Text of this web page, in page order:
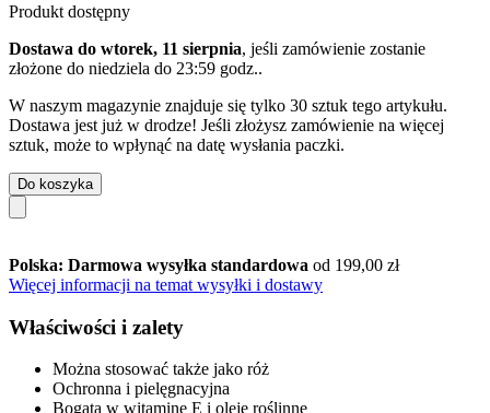
Produkt dostępny
Dostawa do wtorek, 11 sierpnia, jeśli zamówienie zostanie
złożone do niedziela do 23:59 godz..
W naszym magazynie znajduje się tylko 30 sztuk tego artykułu.
Dostawa jest już w drodze! Jeśli złożysz zamówienie na więcej
sztuk, może to wpłynąć na datę wysłania paczki.
Do koszyka
Polska: Darmowa wysyłka standardowa od 199,00 zł
Więcej informacji na temat wysyłki i dostawy
Właściwości i zalety
Można stosować także jako róż
Ochronna i pielęgnacyjna
Bogata w witaminę E i oleje roślinne